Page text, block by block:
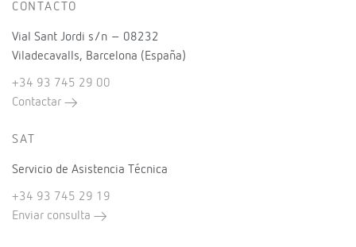
CONTACTO
Vial Sant Jordi s/n – 08232
Viladecavalls, Barcelona (España)
+34 93 745 29 00
Contactar
SAT
Servicio de Asistencia Técnica
+34 93 745 29 19
Enviar consulta